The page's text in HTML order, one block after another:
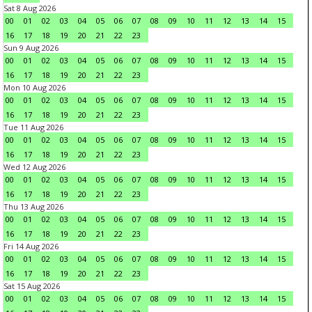
Sat 8 Aug 2026
00
01 02 03 04 05 06 07 08 09 10 11 12 13 14
15
16
17 18 19 20 21 22
23
Sun 9 Aug 2026
00
01 02 03 04 05 06 07 08 09 10 11 12 13 14
15
16
17 18 19 20 21 22
23
Mon 10 Aug 2026
00
01 02 03 04 05 06 07 08 09 10 11 12 13 14
15
16
17 18 19 20 21 22
23
Tue 11 Aug 2026
00
01 02 03 04 05 06 07 08 09 10 11 12 13 14
15
16
17 18 19 20 21 22
23
Wed 12 Aug 2026
00
01 02 03 04 05 06 07 08 09 10 11 12 13 14
15
16
17 18 19 20 21 22
23
Thu 13 Aug 2026
00
01 02 03 04 05 06 07 08 09 10 11 12 13 14
15
16
17 18 19 20 21 22
23
Fri 14 Aug 2026
00
01 02 03 04 05 06 07 08 09 10 11 12 13 14
15
16
17 18 19 20 21 22
23
Sat 15 Aug 2026
00
01 02 03 04 05 06 07 08 09 10 11 12 13 14
15